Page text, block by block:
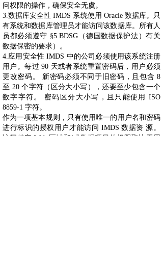
问权限的操作，确保安全无虞。
3.数据库安全性 IMDS 系统使用 Oracle 数据库。只
有系统和数据库管理员才能访问该数据库。所有人
员都必须遵守 §5 BDSG（德国数据保护法）有关
数据保密的要求）。
4.应用安全性 IMDS 中的公司必须使用该系统注册
用户。每过 90 天或者系统重置密码后，用户必须
更改密码。 新密码必须不同于旧密码，且包含 8
至 20 个字符（区分大小写），还要至少包含一个
数字字符。 密码区分大小写，且只能使用 ISO
8859-1 字符。
作为一项基本规则，只有使用唯一的用户名和密码
进行标识的授权用户才能访问 IMDS 数据资 源。
访问特定 Web 区域和/或数据项目的权限取决于用